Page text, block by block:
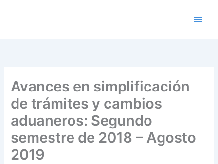
Avances en simplificación
de trámites y cambios
aduaneros: Segundo
semestre de 2018 – Agosto
2019